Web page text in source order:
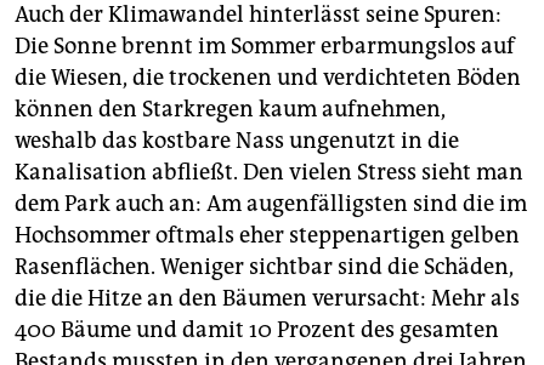
Auch der Klimawandel hinterlässt seine Spuren:
Die Sonne brennt im Sommer erbarmungslos auf
die Wiesen, die trockenen und verdichteten Böden
können den Starkregen kaum aufnehmen,
weshalb das kostbare Nass ungenutzt in die
Kanalisation abfließt. Den vielen Stress sieht man
dem Park auch an: Am augenfälligsten sind die im
Hochsommer oftmals eher steppenartigen gelben
Rasenflächen. Weniger sichtbar sind die Schäden,
die die Hitze an den Bäumen verursacht: Mehr als
400 Bäume und damit 10 Prozent des gesamten